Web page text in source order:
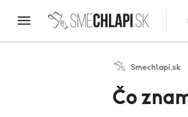
Smechlapi.sk
Čo